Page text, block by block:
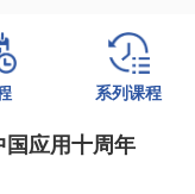
系列课程
应用十周年